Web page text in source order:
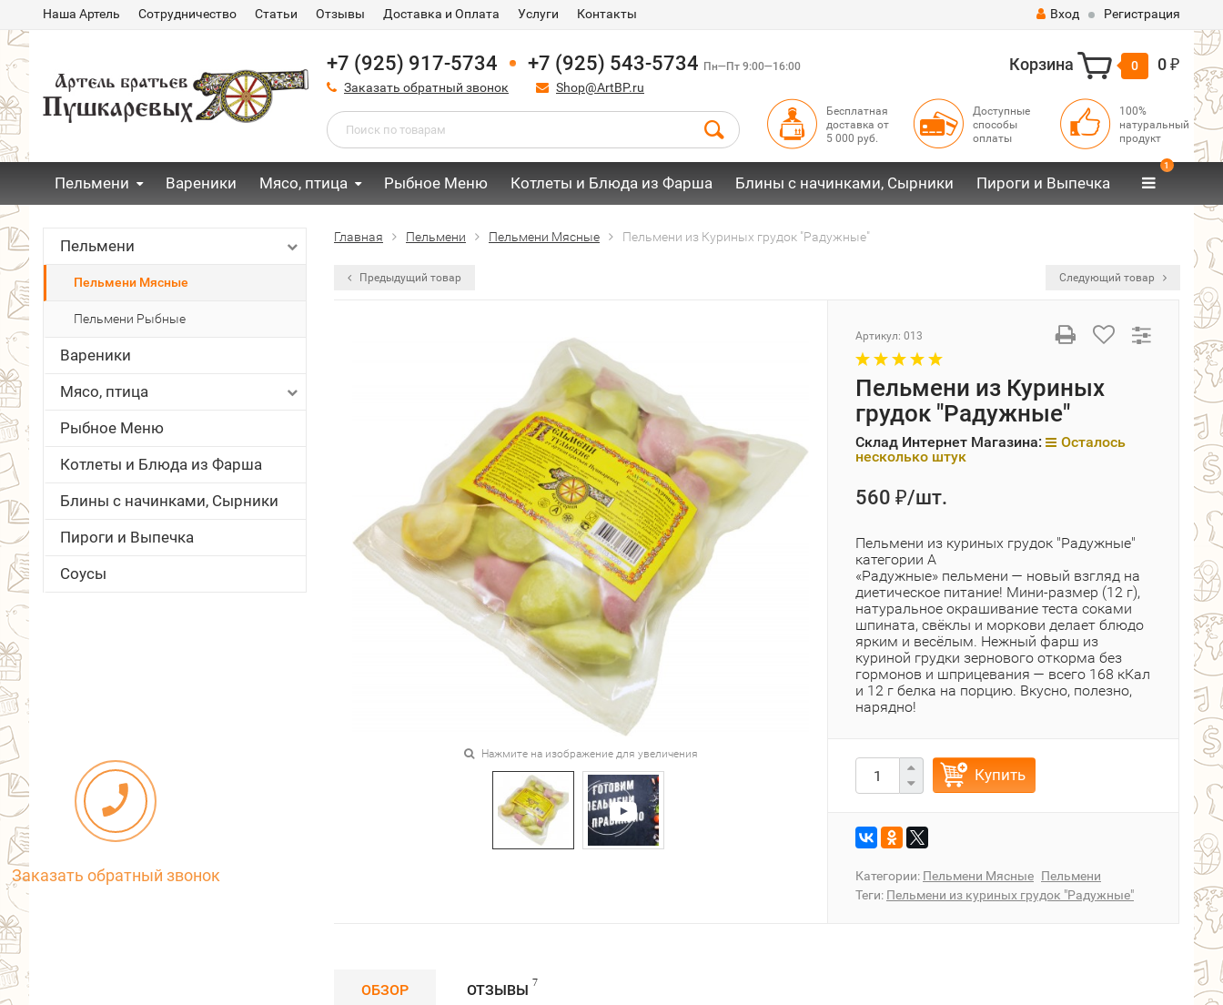
Наша Артель Сотрудничество Статьи Отзывы Доставка и Оплата Услуги Контакты Вход Регистрация
+7 (925) 917-5734 +7 (925) 543-5734 Пн—Пт 9:00—16:00
Заказать обратный звонок Shop@ArtBP.ru
Корзина 0 0 ₽
Бесплатная
доставка от
5 000 руб.
Доступные
способы
оплаты
100%
натуральный
продукт
Пельмени Вареники Мясо, птица Рыбное Меню Котлеты и Блюда из Фарша Блины с начинками, Сырники Пироги и Выпечка
1
Пельмени
Пельмени Мясные
Пельмени Рыбные
Вареники
Мясо, птица
Рыбное Меню
Котлеты и Блюда из Фарша
Блины с начинками, Сырники
Пироги и Выпечка
Соусы
Главная Пельмени Пельмени Мясные Пельмени из Куриных грудок "Радужные"
Предыдущий товар Следующий товар
Нажмите на изображение для увеличения
Артикул: 013
Пельмени из Куриных
грудок "Радужные"
Склад Интернет Магазина:
Осталось
несколько штук
560 ₽/шт.
Пельмени из куриных грудок "Радужные"
категории А
«Радужные» пельмени — новый взгляд на
диетическое питание! Мини‑размер (12 г),
натуральное окрашивание теста соками
шпината, свёклы и моркови делает блюдо
ярким и весёлым. Нежный фарш из
куриной грудки зернового откорма без
гормонов и шприцевания — всего 168 кКал
и 12 г белка на порцию. Вкусно, полезно,
нарядно!
Купить
Категории: Пельмени Мясные Пельмени
Теги: Пельмени из куриных грудок "Радужные"
ОБЗОР ОТЗЫВЫ 7
Заказать обратный звонок